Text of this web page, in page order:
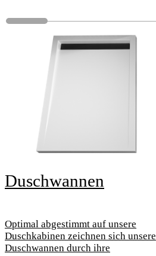
Duschwannen
Optimal abgestimmt auf unsere
Duschkabinen zeichnen sich unsere
Duschwannen durch ihre